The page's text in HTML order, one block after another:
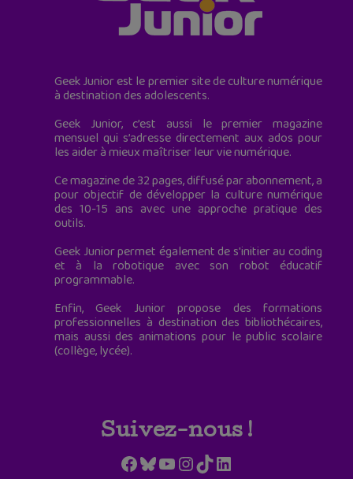
Geek Junior est le premier site de culture numérique
à destination des adolescents.
Geek Junior, c’est aussi le premier magazine
mensuel qui s’adresse directement aux ados pour
les aider à mieux maîtriser leur vie numérique.
Ce magazine de 32 pages, diffusé par abonnement, a
pour objectif de développer la culture numérique
des 10-15 ans avec une approche pratique des
outils.
Geek Junior permet également de s'initier au coding
et à la robotique avec son robot éducatif
programmable.
Enfin, Geek Junior propose des formations
professionnelles à destination des bibliothécaires,
mais aussi des animations pour le public scolaire
(collège, lycée).
Suivez-nous !
Facebook
Bluesky
YouTube
Instagram
TikTokLinkedIn